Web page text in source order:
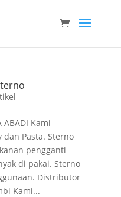
ABADI Kami
Pasta. Sterno
pengganti
di pakai. Sterno
Distributor
Kami...